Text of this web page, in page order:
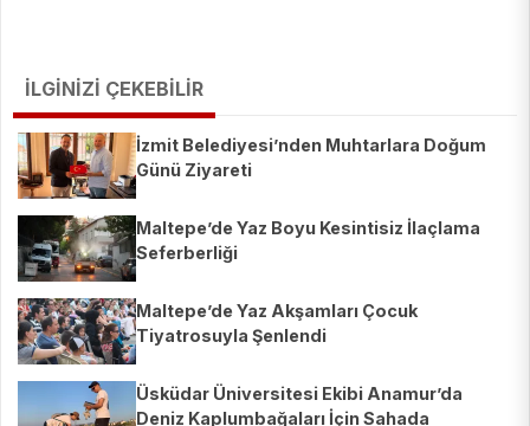
İLGİNİZİ ÇEKEBİLİR
İzmit Belediyesi’nden Muhtarlara Doğum
Günü Ziyareti
Maltepe’de Yaz Boyu Kesintisiz İlaçlama
Seferberliği
Maltepe’de Yaz Akşamları Çocuk
Tiyatrosuyla Şenlendi
Üsküdar Üniversitesi Ekibi Anamur’da
Deniz Kaplumbağaları İçin Sahada